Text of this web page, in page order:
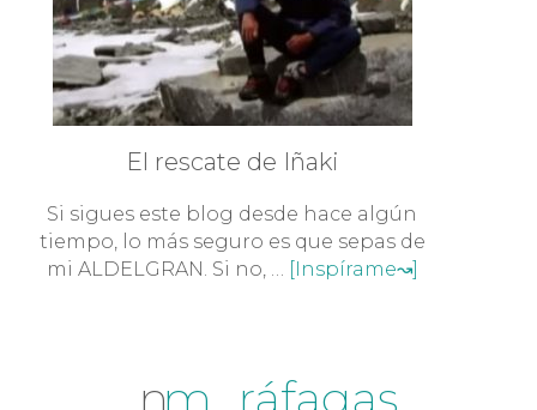
El rescate de Iñaki
Si sigues este blog desde hace algún
tiempo, lo más seguro es que sepas de
mi ALDELGRAN. Si no, … [Inspírame↝]
nm rafagas